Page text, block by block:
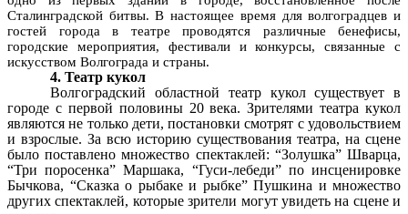
Сталинградской битвы. В настоящее время для волгоградцев и
гостей города в театре проводятся различные бенефисы,
городские мероприятия, фестивали и конкурсы, связанные с
искусством Волгограда и страны.
4. Театр кукол
Волгоградский областной театр кукол существует в
городе с первой половины 20 века. Зрителями театра кукол
являются не только дети, постановки смотрят с удовольствием
и взрослые. За всю историю существования театра, на сцене
было поставлено множество спектаклей: “Золушка” Шварца,
“Три поросенка” Маршака, “Гуси-лебеди” по инсценировке
Бычкова, “Сказка о рыбаке и рыбке” Пушкина и множество
других спектаклей, которые зрители могут увидеть на сцене и